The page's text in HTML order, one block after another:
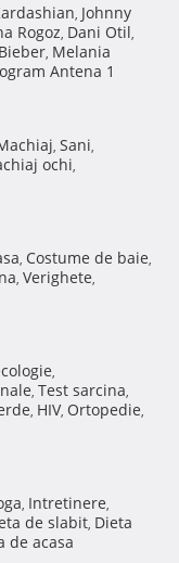
, Johnny
Rogoz, Dani Otil,
, Melania
Antena 1
, Sani,
ochi,
, Costume de baie,
, Verighete,
,
, Test sarcina,
, HIV, Ortopedie,
, Intretinere,
de slabit, Dieta
de acasa